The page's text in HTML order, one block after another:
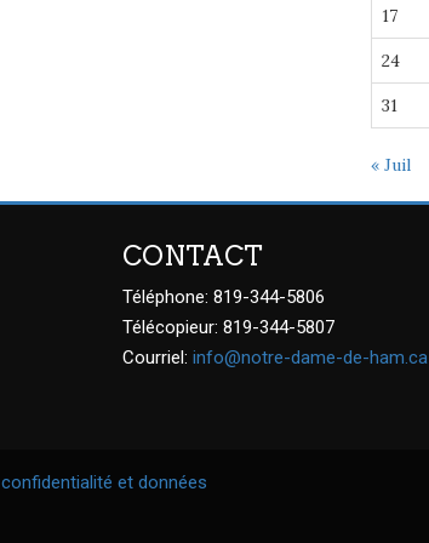
17
24
31
« Juil
CONTACT
Téléphone: 819-344-5806
Télécopieur: 819-344-5807
Courriel: info@notre-dame-de-ham.ca
confidentialité et données